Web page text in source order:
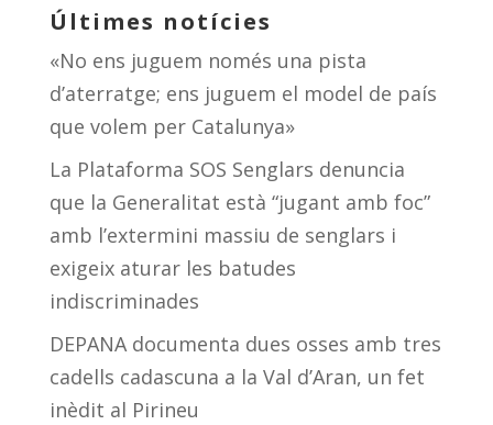
Últimes notícies
«No ens juguem només una pista
d’aterratge; ens juguem el model de país
que volem per Catalunya»
La Plataforma SOS Senglars denuncia
que la Generalitat està “jugant amb foc”
amb l’extermini massiu de senglars i
exigeix aturar les batudes
indiscriminades
DEPANA documenta dues osses amb tres
cadells cadascuna a la Val d’Aran, un fet
inèdit al Pirineu